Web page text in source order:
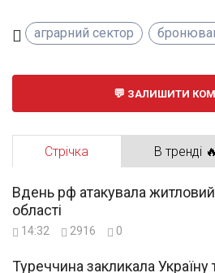
аграрний сектор
ЗАЛИШИТИ
Стрічка В тренді 🔥
Вдень рф атакувала
області
14:32 2916 0
Туреччина закликала